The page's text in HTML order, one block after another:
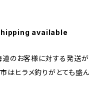
available
お客様に対する発送が
はヒラメ釣りがとても盛ん